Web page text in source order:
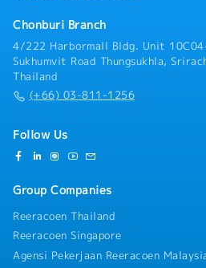
Chonburi Branch
4/222 Harbormall Bldg. Unit
Sukhumvit Road Thungsukhla,
Thailand
(+66) 03-811-1256
Follow Us
Group Companies
Reeracoen Thailand
Reeracoen Singapore
Agensi Pekerjaan Reeracoen